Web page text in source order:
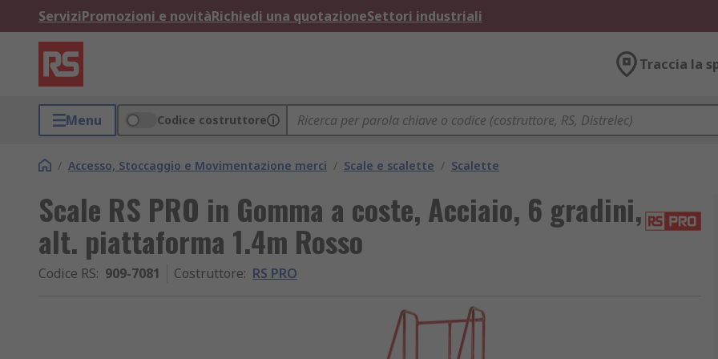
ServiziPromozioni e novitàRichiedi una quotazioneSettori industriali
Traccia la
Menu Codice costruttore
/ Accesso, Stoccaggio e Movimentazione merci / Scale e scalette / Scalette
Scale RS PRO in Gomma a coste, Acciaio, 6 gradini,
alt. piattaforma 1.4m Rosso
Codice RS: 909-7081 Costruttore: RS PRO